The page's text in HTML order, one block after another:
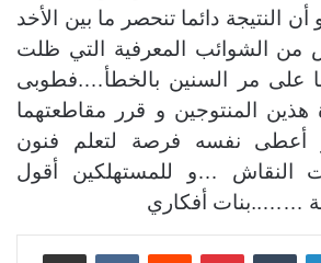
النتيجة دائما تنحصر ما بين الأخد
من الشوائب المعرفية التي ظلت
على مر السنين بالخطأ….فطوبى
هذين المنتوجين و قرر مقاطعتهما
أعطى نفسه فرصة لتعلم فنون
النقاش …و للمستهلكين أقول
……..بنات أفكاري
لينكدإن بينتيريست مشاركة عبر البريد